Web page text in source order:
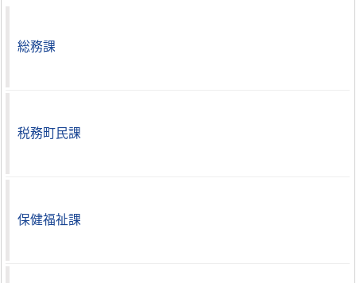
総務課
税務町民課
保健福祉課